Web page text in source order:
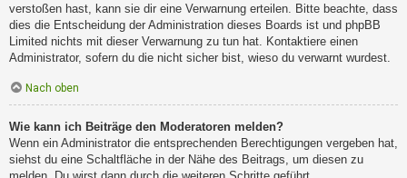
verstoßen hast, kann sie dir eine Verwarnung erteilen. Bitte beachte, dass
dies die Entscheidung der Administration dieses Boards ist und phpBB
Limited nichts mit dieser Verwarnung zu tun hat. Kontaktiere einen
Administrator, sofern du die nicht sicher bist, wieso du verwarnt wurdest.
Nach oben
Wie kann ich Beiträge den Moderatoren melden?
Wenn ein Administrator die entsprechenden Berechtigungen vergeben hat,
siehst du eine Schaltfläche in der Nähe des Beitrags, um diesen zu